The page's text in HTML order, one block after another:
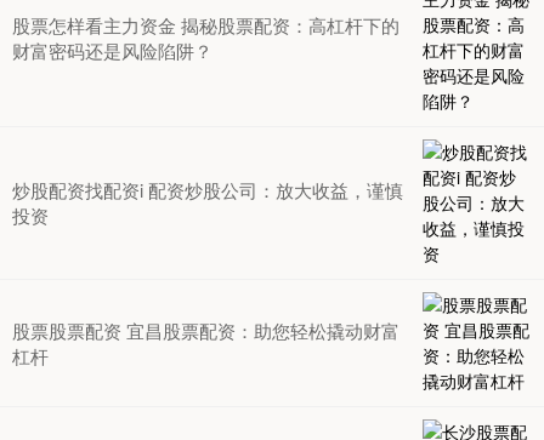
股票怎样看主力资金 揭秘股票配资：高杠杆下的
财富密码还是风险陷阱？
炒股配资找配资i 配资炒股公司：放大收益，谨慎
投资
股票股票配资 宜昌股票配资：助您轻松撬动财富
杠杆